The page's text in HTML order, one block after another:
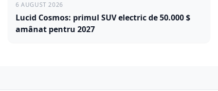
6 AUGUST 2026
Lucid Cosmos: primul SUV electric de 50.000 $
amânat pentru 2027